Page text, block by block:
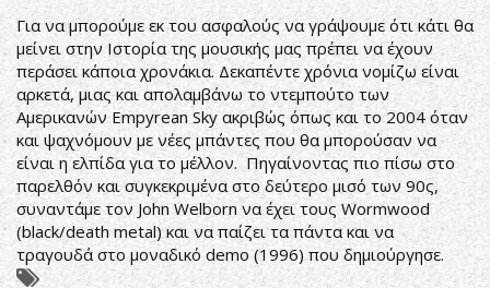
Carrion
Kind
Για να μπορούμε εκ του ασφαλούς να γράψουμε ότι κάτι θα
μείνει στην Ιστορία της μουσικής μας πρέπει να έχουν
περάσει κάποια χρονάκια. Δεκαπέντε χρόνια νομίζω είναι
αρκετά, μιας και απολαμβάνω το ντεμπούτο των
Αμερικανών Empyrean Sky ακριβώς όπως και το 2004 όταν
και ψαχνόμουν με νέες μπάντες που θα μπορούσαν να
είναι η ελπίδα για το μέλλον. Πηγαίνοντας πιο πίσω στο
παρελθόν και συγκεκριμένα στο δεύτερο μισό των 90ς,
συναντάμε τον John Welborn να έχει τους Wormwood
(black/death metal) και να παίζει τα πάντα και να
τραγουδά στο μοναδικό demo (1996) που δημιούργησε.